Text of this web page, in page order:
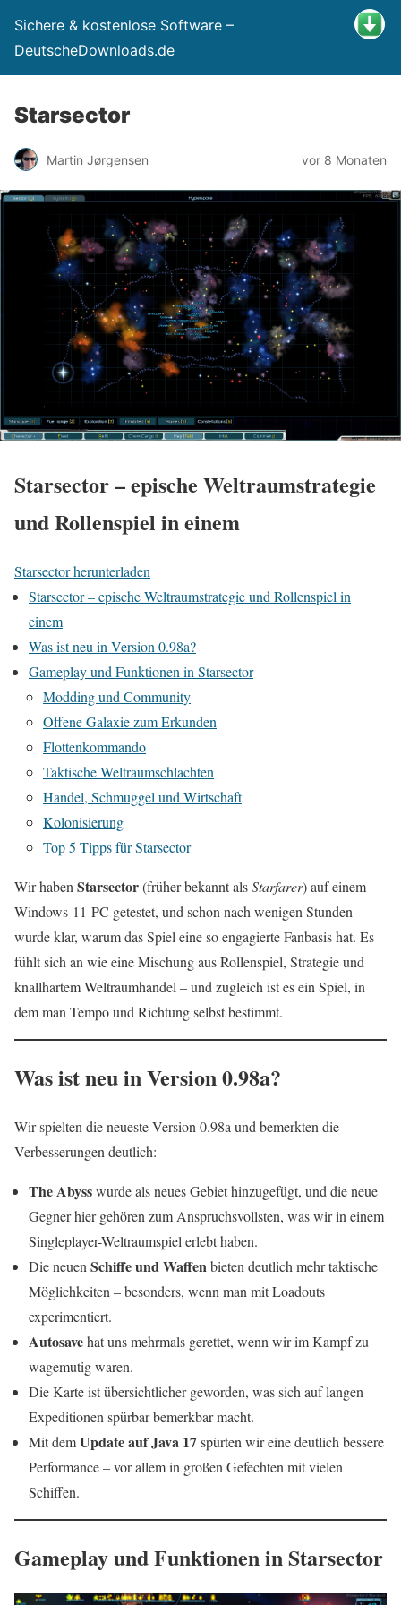
Sichere & kostenlose Software –
DeutscheDownloads.de
Starsector
Martin Jørgensen vor 8 Monaten
Starsector – epische Weltraumstrategie
und Rollenspiel in einem
Starsector herunterladen
Starsector – epische Weltraumstrategie und Rollenspiel in
einem
Was ist neu in Version 0.98a?
Gameplay und Funktionen in Starsector
Modding und Community
Offene Galaxie zum Erkunden
Flottenkommando
Taktische Weltraumschlachten
Handel, Schmuggel und Wirtschaft
Kolonisierung
Top 5 Tipps für Starsector
Wir haben Starsector(früher bekannt alsStarfarer) auf einem
Windows-11-PC getestet, und schon nach wenigen Stunden
wurde klar, warum das Spiel eine so engagierte Fanbasis hat. Es
fühlt sich an wie eine Mischung aus Rollenspiel, Strategie und
knallhartem Weltraumhandel – und zugleich ist es ein Spiel, in
dem man Tempo und Richtung selbst bestimmt.
Was ist neu in Version 0.98a?
Wir spielten die neueste Version 0.98a und bemerkten die
Verbesserungen deutlich:
The Abysswurde als neues Gebiet hinzugefügt, und die neue
Gegner hier gehören zum Anspruchsvollsten, was wir in einem
Singleplayer-Weltraumspiel erlebt haben.
Die neuen Schiffe und Waffenbieten deutlich mehr taktische
Möglichkeiten – besonders, wenn man mit Loadouts
experimentiert.
Autosavehat uns mehrmals gerettet, wenn wir im Kampf zu
wagemutig waren.
Die Karte ist übersichtlicher geworden, was sich auf langen
Expeditionen spürbar bemerkbar macht.
Mit demUpdate auf Java 17spürten wir eine deutlich bessere
Performance – vor allem in großen Gefechten mit vielen
Schiffen.
Gameplay und Funktionen in Starsector